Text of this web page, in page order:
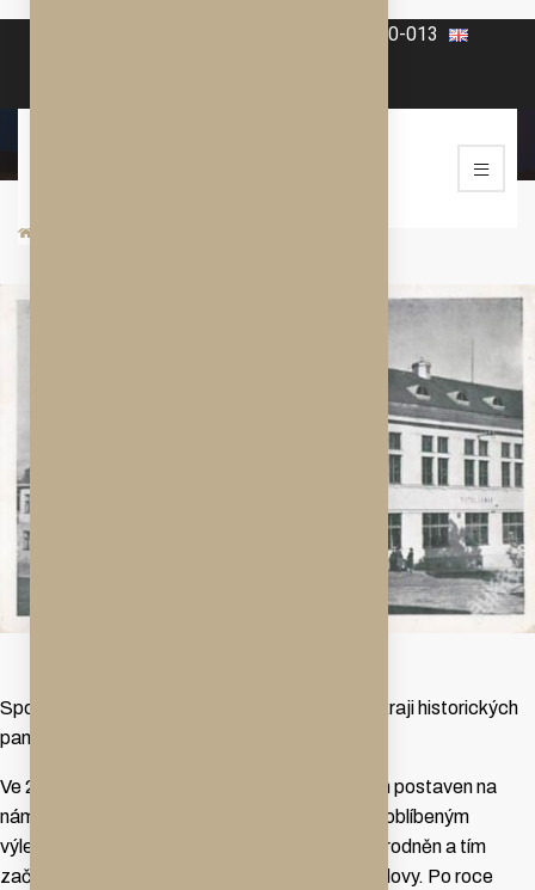
+420 568-860-013
Sport-Hotel v Hrotovicích, který se nachází v kraji historických
památek a přírodních krás.
Ve 20. letech 20. století byl Rudolfem Jonášem postaven na
náměstí hotel Jonáš. Hrotovice se tehdy staly oblíbeným
výletním letoviskem. Hotel byl v roce 1954 znárodněn a tím
začala doba postupného úpadku a chátrání budovy. Po roce